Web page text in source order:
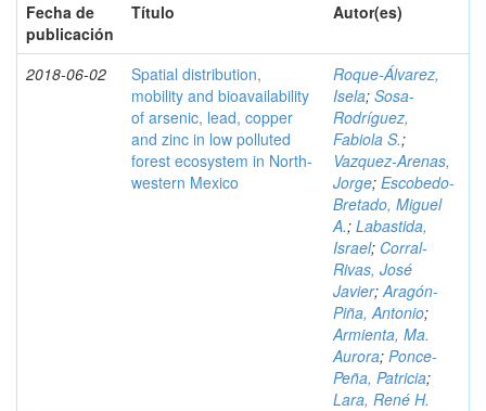
Fecha de
publicación
Título Autor(es)
2018-06-02
Spatial distribution,
mobility and bioavailability
of arsenic, lead, copper
and zinc in low polluted
forest ecosystem in North-
western Mexico
Roque-Álvarez,
Isela; Sosa-
Rodríguez,
Fabiola S.;
Vazquez-Arenas,
Jorge; Escobedo-
Bretado, Miguel
A.; Labastida,
Israel; Corral-
Rivas, José
Javier;Aragón-
Piña, Antonio;
Armienta, Ma.
Aurora; Ponce-
Peña, Patricia;
Lara, René H.